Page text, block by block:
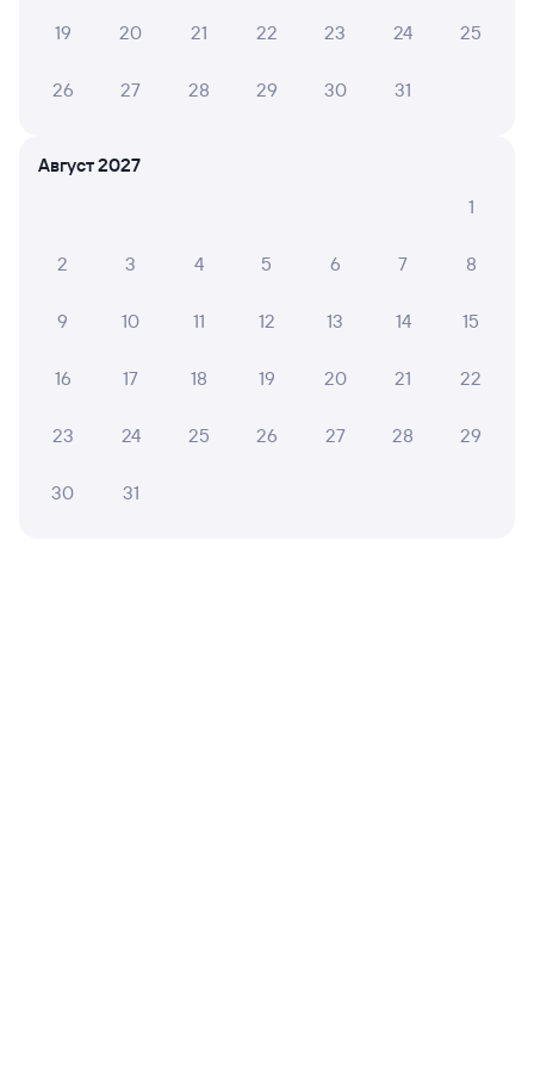
Обратные билеты из Могилева-1 в Жодино
Отели
19 20 21 22 23 24 25
26 27 28 29 30 31
Август 2027
1
2 3 4 5 6 7 8
9 10 11 12 13 14 15
16 17 18 19 20 21 22
23 24 25 26 27 28 29
30 31